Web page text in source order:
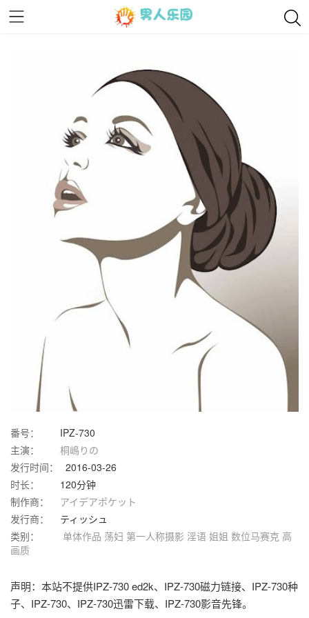
番号：
IPZ-730
主演：
桐嶋りの
发行时间：
2016-03-26
时长：
120分钟
制作商：
アイデアポケット
发行商：
ティッシュ
类别：
单体作品 荡妇 第一人称摄影 淫语 姐姐 数位马赛克 高
画质
声明：本站不提供IPZ-730 ed2k、IPZ-730磁力链接、IPZ-730种
子、IPZ-730、IPZ-730迅雷下载、IPZ-730影音先锋。